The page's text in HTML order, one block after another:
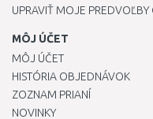
UPRAVIŤ MOJE PREDVOĽBY
MÔJ ÚČET
MÔJ ÚČET
HISTÓRIA OBJEDNÁVOK
ZOZNAM PRIANÍ
NOVINKY